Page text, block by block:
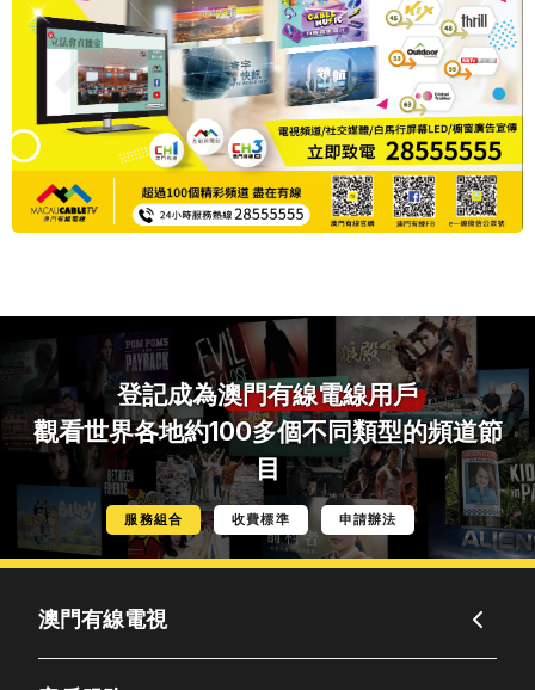
登記成為澳門有線電線用戶
觀看世界各地約100多個不同類型的頻道節
目
服務組合 收費標準 申請辦法
澳門有線電視